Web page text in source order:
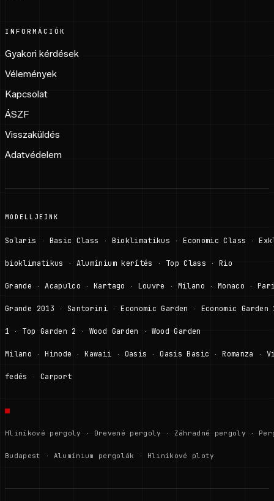
INFORMÁCIÓK
Gyakori kérdések
Vélemények
Kapcsolat
ÁSZF
Visszaküldés
Adatvédelem
MODELLJEINK
Solaris · Basic Class · Bioklimatikus · Economic Class ·
bioklimatikus · Alumínium kerítés · Top Class · Rio
Grande · Acapulco · Kartago · Louvre · Milano · Monaco ·
Grande 2013 · Santorini · Economic Garden · Economic Garden
1 · Top Garden 2 · Wood Garden · Wood Garden
Milano · Hinode · Kawaii · Oasis · Oasis Basic · Romanza ·
fedés · Carport
Hliníkové pergoly · Drevené pergoly · Záhradné pergoly ·
Budapest · Alumínium pergolák · Hliníkové ploty